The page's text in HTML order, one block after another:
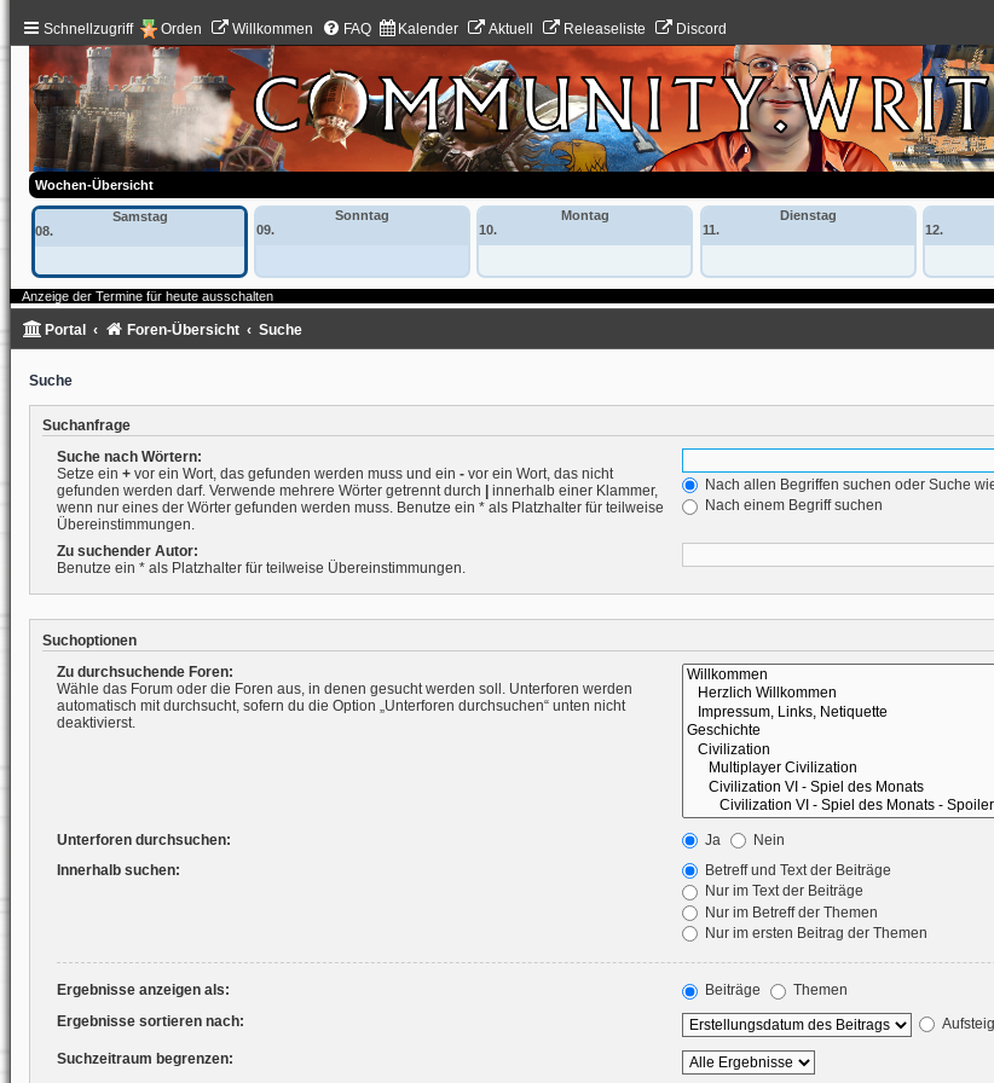
Schnellzugriff Orden Willkommen FAQ Kalender Aktuell Releaseliste Discord
Wochen-Übersicht
Samstag
08.
Sonntag
09.
Montag
10.
Dienstag
11.
12.
Anzeige der Termine für heute ausschalten
Portal Foren-Übersicht Suche
Suche
Suchanfrage
Suche nach Wörtern:
Setze ein +vor ein Wort, das gefunden werden muss und ein -vor ein Wort, das nicht
gefunden werden darf. Verwende mehrere Wörter getrennt durch
innerhalb einer Klammer,
wenn nur eines der Wörter gefunden werden muss. Benutze ein * als Platzhalter für teilweise
Übereinstimmungen.
Nach allen Begriffen suchen oder Suche
Nach einem Begriff suchen
Zu suchender Autor:
Benutze ein * als Platzhalter für teilweise Übereinstimmungen.
Suchoptionen
Zu durchsuchende Foren:
Wähle das Forum oder die Foren aus, in denen gesucht werden soll. Unterforen werden
automatisch mit durchsucht, sofern du die Option „Unterforen durchsuchen“ unten nicht
deaktivierst.
Unterforen durchsuchen: Ja
Nein
Innerhalb suchen:
Betreff und Text der Beiträge
Nur im Text der Beiträge
Nur im Betreff der Themen
Nur im ersten Beitrag der Themen
Ergebnisse anzeigen als: Beiträge
Themen
Ergebnisse sortieren nach:
Suchzeitraum begrenzen: